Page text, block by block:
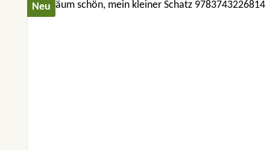
Neu